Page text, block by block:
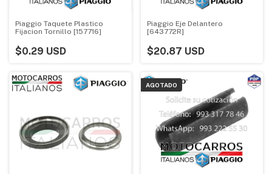
Piaggio Taquete Plastico
Fijacion Tornillo [157716]
$0.29 USD
Piaggio Eje Delantero
[643772R]
$20.87 USD
AGOTADO